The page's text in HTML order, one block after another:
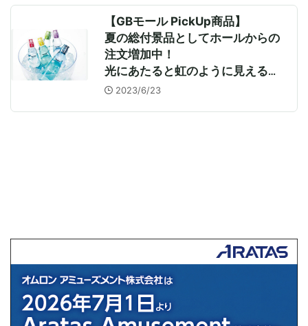
【GBモール PickUp商品】
夏の総付景品としてホールからの
注文増加中！
光にあたると虹のように見える
「虹色ラムネ」
2023/6/23